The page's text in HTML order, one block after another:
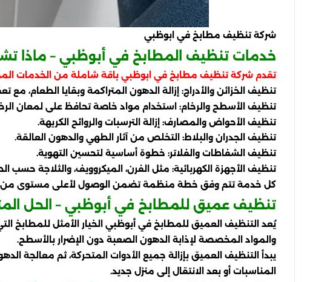
شركة تنظيف مطابخ في ابوظبي
خدمات تنظيف المطابخ في أبوظبي – ماذا
تقدم شركة تنظيف مطابخ في ابوظبي باقة شاملة من الخدمات
تنظيف الخزائن والأدراج: إزالة الدهون المتراكمة وبقايا الطعام،
تنظيف الأسطح والرخام: استخدام مواد خاصة تحافظ على لمعان
تنظيف الأحواض والمصارف: إزالة الترسبات والروائح الكريهة.
تنظيف الجدران والبلاط: التخلص من آثار الطهي والدهون العالقة.
تنظيف الشفاطات والفلاتر: خطوة أساسية لتحسين التهوية.
تنظيف الأجهزة الكهربائية: مثل الفرن، الميكروويف، والثلاجة حسب
كل خدمة تتم وفق خطة منظمة تضمن الوصول لأعلى مستوى من
تنظيف عميق للمطابخ في أبوظبي – الحل
يُعد التنظيف العميق للمطابخ في أبوظبي الخيار الأمثل
والمواد المخصصة لإذابة الدهون الصعبة دون الإضرار بالأسطح.
يبدأ التنظيف العميق بإزالة جميع الأدوات المتحركة، ثم معالجة
المناسبات أو بعد الانتقال إلى منزل جديد.